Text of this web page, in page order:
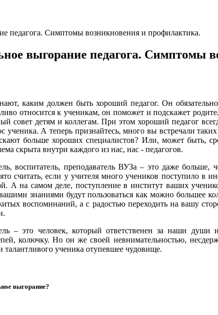
педагога. Симптомы возникновения и профилактика.
выгорание педагога. Симптомы
каким должен быть хороший педагог. Он
относится к ученикам, он поможет и подскажет
совет детям и коллегам. При этом хороший педагог
ученика. А теперь признайтесь, много вы встречали
больше хороших специалистов? Или, может быть,
скрыта внутри каждого из нас, нас - педагогов.
воспитатель, преподаватель ВУЗа – это даже больше,
считать, если у учителя много учеников поступило в
А на самом деле, поступление в институт ваших
знаниями будут пользоваться как можно большее
воспоминаний, а с радостью переходить на вашу
– это человек, который ответственен за наши
колючку. Но он же своей невнимательностью,
талантливого ученика отупевшее чудовище.
выгорание?